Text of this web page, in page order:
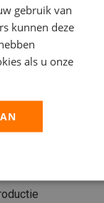
10 km
gebruik van
kunnen deze
als u onze